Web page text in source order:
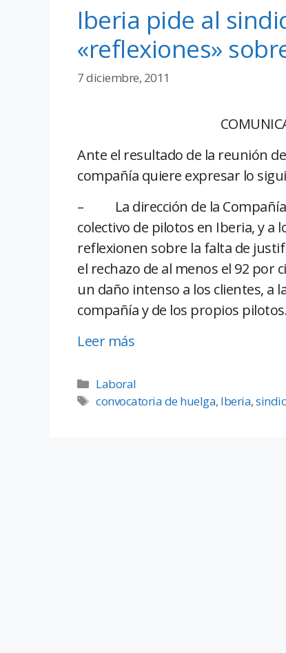
Iberia pide al
«reflexiones»
7 diciembre, 2011
Ante el resultado de la reunión
compañía quiere expresar lo
– La dirección de la Compañía
colectivo de pilotos en Iberia, y a
reflexionen sobre la falta de
el rechazo de al menos el 92 por
un daño intenso a los clientes, a
compañía y de los propios
Leer más
Laboral
convocatoria de huelga, Iberia,